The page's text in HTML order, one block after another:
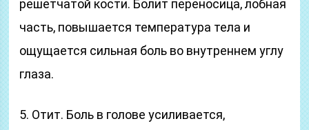
решетчатой кости. Болит переносица, лобная
часть, повышается температура тела и
ощущается сильная боль во внутреннем углу
глаза.
5. Отит. Боль в голове усиливается,